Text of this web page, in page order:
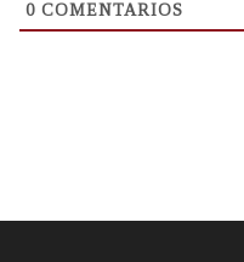
0 COMENTARIOS